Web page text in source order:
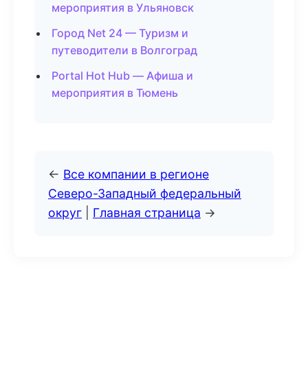
мероприятия в Ульяновск
Город Net 24 — Туризм и
путеводители в Волгоград
Portal Hot Hub — Афиша и
мероприятия в Тюмень
← Все компании в регионе
Северо-Западный федеральный
округ
Главная страница →